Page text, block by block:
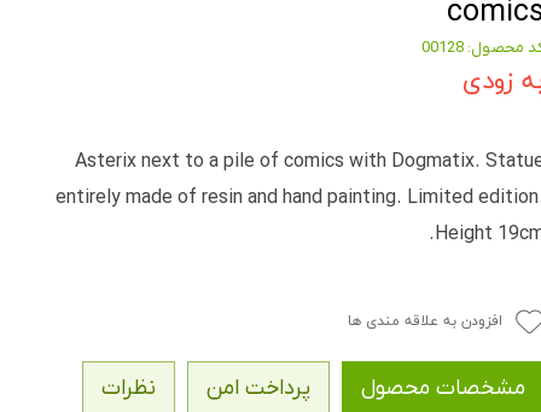
محصول: 00128
زودی
Asterix next to a pile of comics with Dogmatix.
entirely made of resin and hand painting. Limited
Height
افزودن به علاقه مندی ها
مشخصات محصول پرداخت امن نظرات